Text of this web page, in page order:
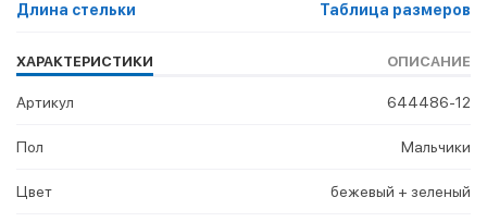
Длина стельки Таблица размеров
ХАРАКТЕРИСТИКИ ОПИСАНИЕ
Артикул 644486-12
Пол Мальчики
Цвет бежевый + зеленый